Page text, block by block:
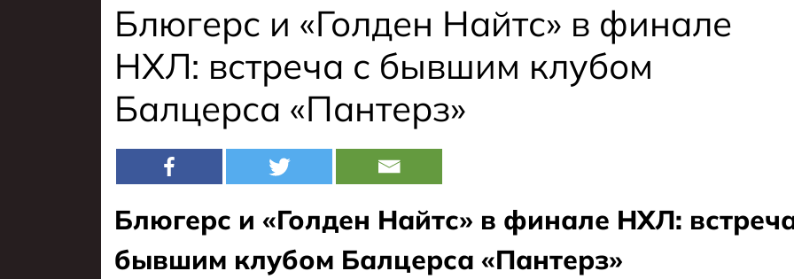
Блюгерс и «Голден Найтс» в финале
НХЛ: встреча с бывшим клубом
Балцерса «Пантерз»
Блюгерс и «Голден Найтс» в финале НХЛ:
бывшим клубом Балцерса «Пантерз»